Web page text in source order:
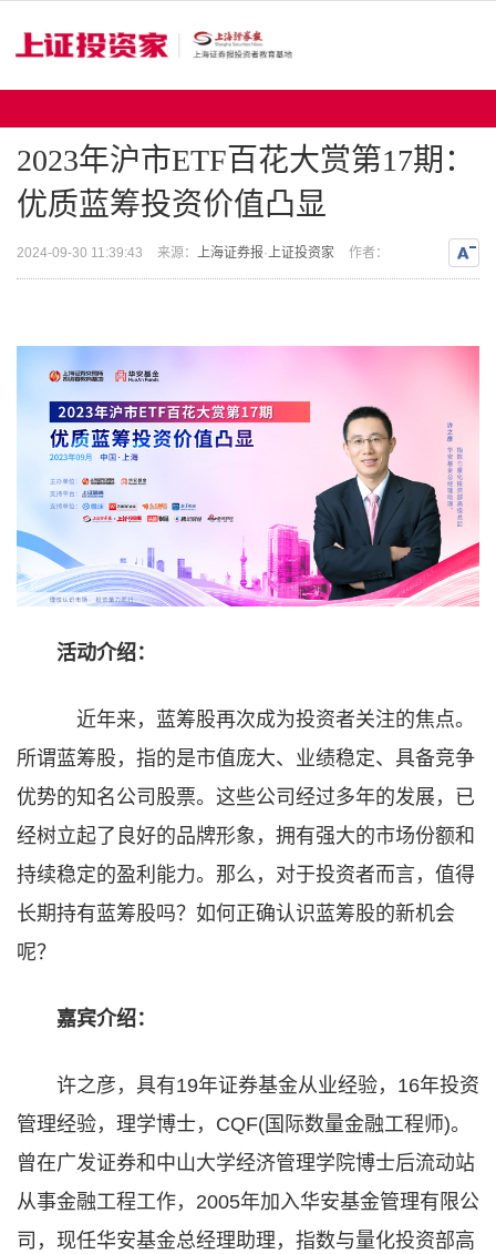
2023年沪市ETF百花大赏第17期：
优质蓝筹投资价值凸显
缩小
文字
2024-09-30 11:39:43 来源： 上海证券报·上证投资家 作者：
活动介绍：
近年来，蓝筹股再次成为投资者关注的焦点。
所谓蓝筹股，指的是市值庞大、业绩稳定、具备竞争
优势的知名公司股票。这些公司经过多年的发展，已
经树立起了良好的品牌形象，拥有强大的市场份额和
持续稳定的盈利能力。那么，对于投资者而言，值得
长期持有蓝筹股吗？如何正确认识蓝筹股的新机会
呢？
嘉宾介绍：
许之彦，具有19年证券基金从业经验，16年投资
管理经验，理学博士，CQF(国际数量金融工程师)。
曾在广发证券和中山大学经济管理学院博士后流动站
从事金融工程工作，2005年加入华安基金管理有限公
司，现任华安基金总经理助理，指数与量化投资部高